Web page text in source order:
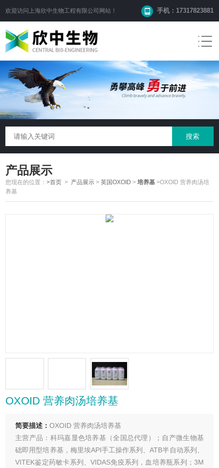
欢迎访问 上海欣中生物工程有限公司 网站！ 手机：17317823881
产品展示
您现在的位置：>首页 > 产品展示 >英国OXOID >培养基 >OXOID 营养肉汤培
养基
OXOID 营养肉汤培养基
简要描述：OXOID 营养肉汤培养基
主营产品：科玛嘉显色培养基（全国总代理）；自产微生物基
础即用型培养基，梅里埃API手工操作系列、ATB半自动系列、
VITEK鉴定药敏卡系列、VIDAS免疫系列，血培养瓶系列；3M